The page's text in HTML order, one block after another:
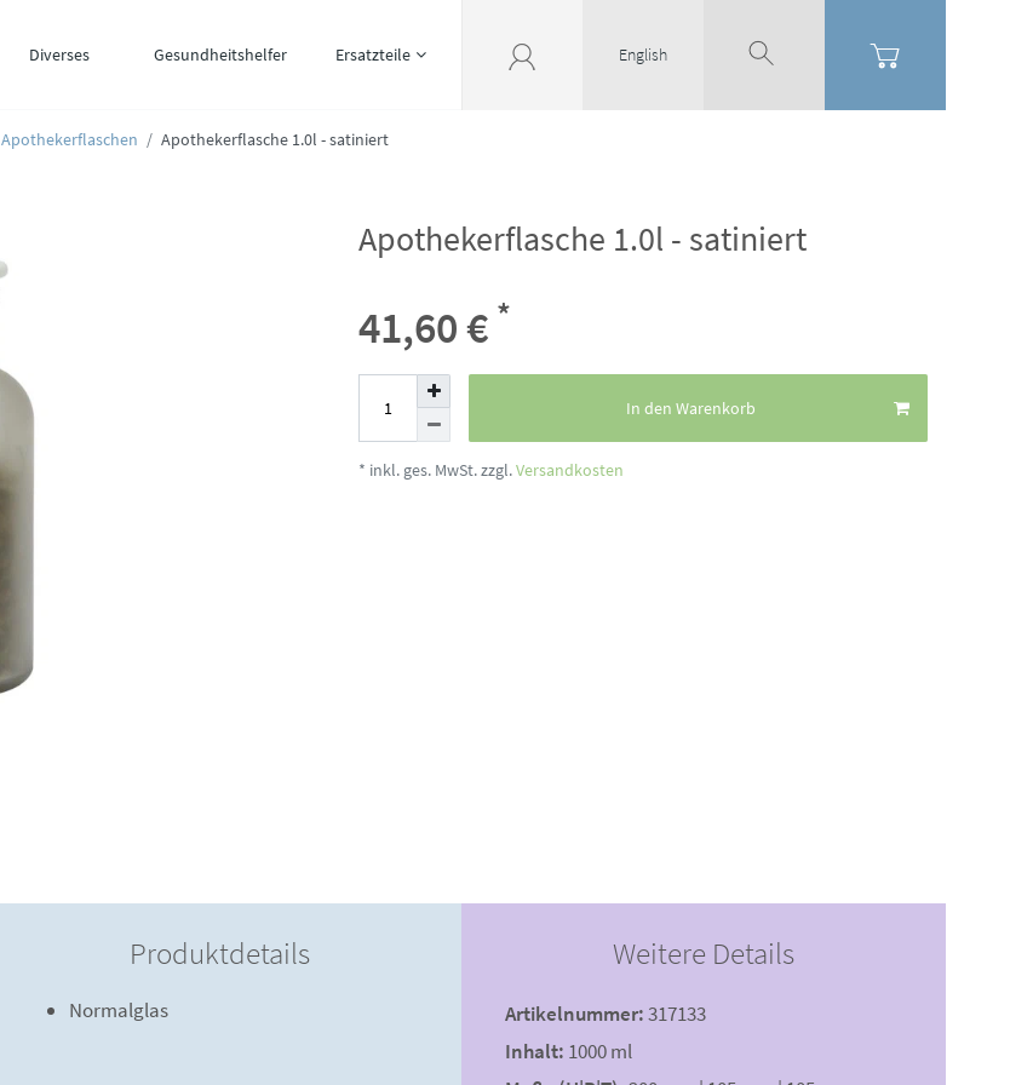
Diverses Gesundheitshelfer Ersatzteile English
Apothekerflaschen Apothekerflasche 1.0l - satiniert
Apothekerflasche 1.0l - satiniert
41,60 € *
In den Warenkorb
* inkl. ges. MwSt. zzgl.Versandkosten
Produktdetails
Normalglas
Weitere Details
Artikelnummer:317133
Inhalt: 1000 ml